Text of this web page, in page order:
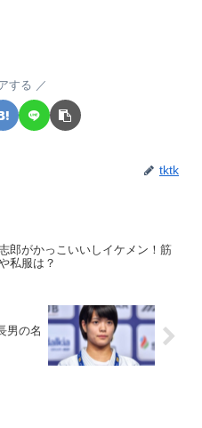
する
tktk
郎がかっこいいしイケメン！筋
私服は？
男の名